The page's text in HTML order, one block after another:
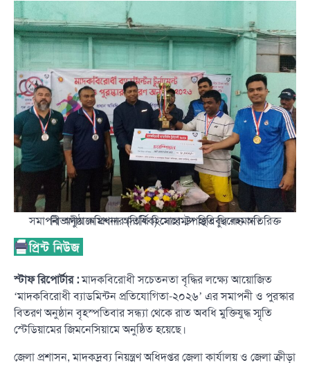
সমাপনী অনুষ্ঠানে প্রধান অতিথি হিসেবে উপস্থিত ছিলেন অতিরিক্ত বিভাগীয় কমিশনার (সার্বিক) মোহাম্মদ হাবিবুর রহমান।
স্টাফ রিপোর্টার :মাদকবিরোধী সচেতনতা বৃদ্ধির লক্ষ্যে আয়োজিত
‘মাদকবিরোধী ব্যাডমিন্টন প্রতিযোগিতা-২০২৬’ এর সমাপনী ও পুরস্কার
বিতরণ অনুষ্ঠান বৃহস্পতিবার সন্ধ্যা থেকে রাত অবধি মুক্তিযুদ্ধ স্মৃতি
স্টেডিয়ামের জিমনেসিয়ামে অনুষ্ঠিত হয়েছে।
জেলা প্রশাসন, মাদকদ্রব্য নিয়ন্ত্রণ অধিদপ্তর জেলা কার্যালয় ও জেলা ক্রীড়া